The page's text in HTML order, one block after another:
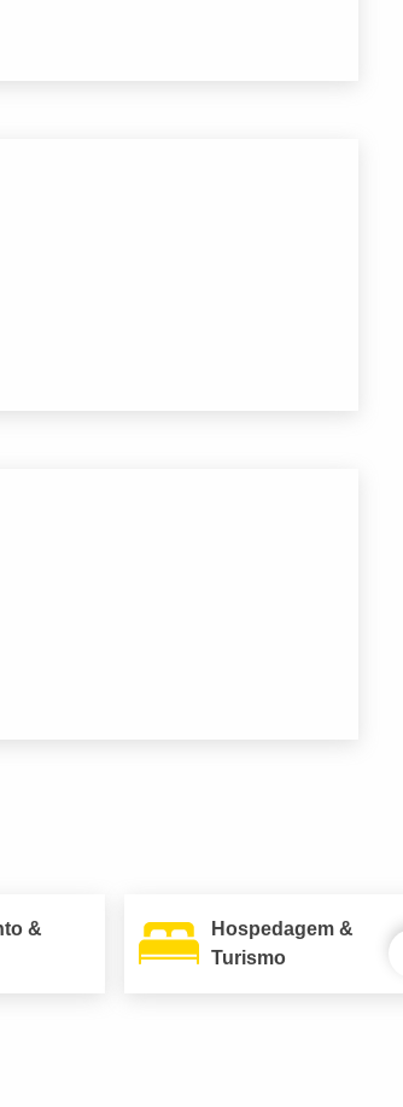
&
Hospedagem &
Turismo